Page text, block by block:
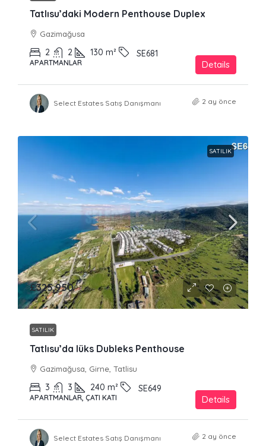
Tatlısu’daki Modern Penthouse Duplex
Gazimağusa
2 2 130 m² SE681
APARTMANLAR Details
Select Estates Satış Danışmanı 2 ay önce
SATILIK
£325,950
SATILIK
Tatlısu’da lüks Dubleks Penthouse
Gazimağusa, Girne, Tatlisu
3 3 240 m² SE649
APARTMANLAR, ÇATI KATI Details
Select Estates Satış Danışmanı 2 ay önce